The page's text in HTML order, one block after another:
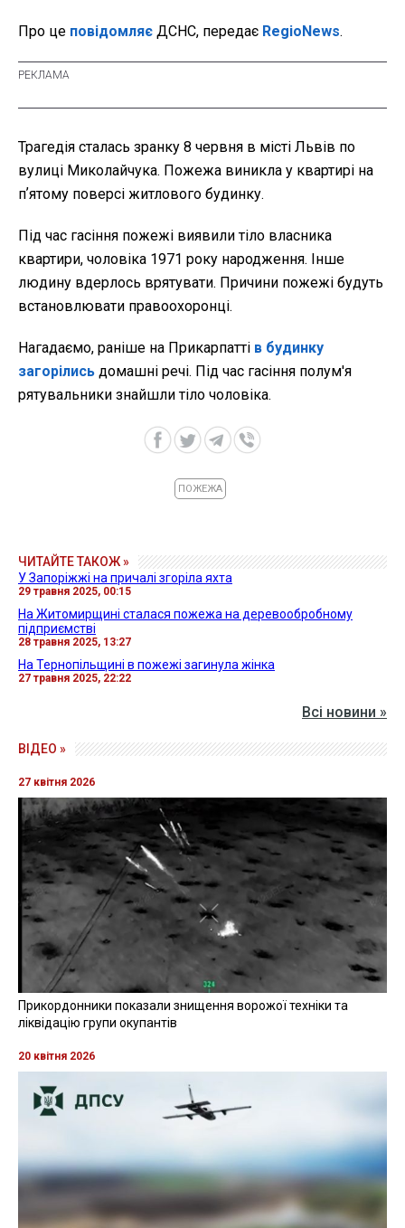
Про це повідомляє ДСНС, передає RegioNews.
Трагедія сталась зранку 8 червня в місті Львів по
вулиці Миколайчука. Пожежа виникла у квартирі на
пʼятому поверсі житлового будинку.
Під час гасіння пожежі виявили тіло власника
квартири, чоловіка 1971 року народження. Інше
людину вдерлось врятувати. Причини пожежі будуть
встановлювати правоохоронці.
Нагадаємо, раніше на Прикарпатті в будинку
загорілись домашні речі. Під час гасіння полум'я
рятувальники знайшли тіло чоловіка.
ПОЖЕЖА
ЧИТАЙТЕ ТАКОЖ »
У Запоріжжі на причалі згоріла яхта
29 травня 2025, 00:15
На Житомирщині сталася пожежа на деревообробному
підприємстві
28 травня 2025, 13:27
На Тернопільщині в пожежі загинула жінка
27 травня 2025, 22:22
Всі новини »
ВІДЕО »
27 квітня 2026
Прикордонники показали знищення ворожої техніки та
ліквідацію групи окупантів
20 квітня 2026